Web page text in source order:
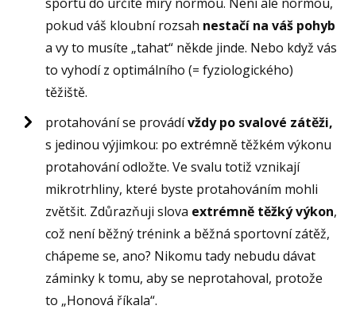
pokud váš kloubní rozsah nestačí na váš pohyb
a vy to musíte „tahat“ někde jinde. Nebo když vás
to vyhodí z optimálního (= fyziologického)
těžiště.
protahování se provádívždy po svalové zátěži,
s jedinou výjimkou: po extrémně těžkém výkonu
protahování odložte. Ve svalu totiž vznikají
mikrotrhliny, které byste protahováním mohli
zvětšit. Zdůrazňuji slova extrémně těžký výkon,
což není běžný trénink a běžná sportovní zátěž,
chápeme se, ano? Nikomu tady nebudu dávat
záminky k tomu, aby se neprotahoval, protože
to „Honová říkala“.